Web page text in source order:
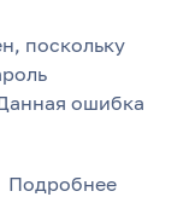
Подробнее
поскольку
ошибка